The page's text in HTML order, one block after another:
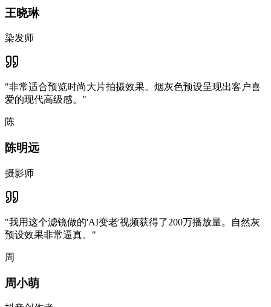
王晓琳
染发师
"非常适合预览时尚大片拍摄效果。烟灰色预设呈现出客户喜
爱的现代高级感。 "
陈
陈明远
摄影师
"我用这个滤镜做的'AI变老'视频获得了200万播放量。自然灰
预设效果非常逼真。 "
周
周小萌